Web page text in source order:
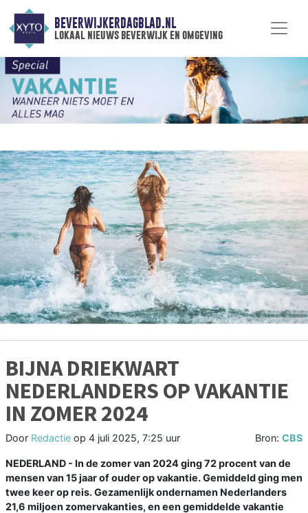
BEVERWIJKERDAGBLAD.NL
lokaal nieuws beverwijk en omgeving
BIJNA DRIEKWART
NEDERLANDERS OP VAKANTIE
IN ZOMER 2024
Door Redactie op 4 juli 2025, 7:25 uur Bron: CBS
NEDERLAND - In de zomer van 2024 ging 72 procent van de
mensen van 15 jaar of ouder op vakantie. Gemiddeld ging men
twee keer op reis. Gezamenlijk ondernamen Nederlanders
21,6 miljoen zomervakanties, en een gemiddelde vakantie